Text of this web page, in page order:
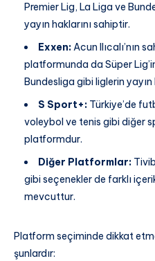
Premier Lig, La Liga ve
yayın haklarını sahiptir.
Exxen:Acun Ilıcalı’nın
platformunda da Süper
Bundesliga gibi liglerin
S Sport+: Türkiye’de
voleybol ve tenis gibi diğer
platformdur.
Diğer Platformlar:
gibi seçenekler de farklı
mevcuttur.
Platform seçiminde dikkat
şunlardır: